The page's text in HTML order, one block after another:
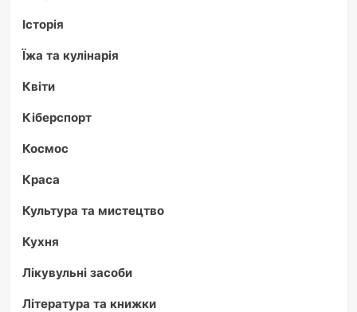
Історія
Їжа та кулінарія
Квіти
Кіберспорт
Космос
Краса
Культура та мистецтво
Кухня
Лікувульні засоби
Література та книжки